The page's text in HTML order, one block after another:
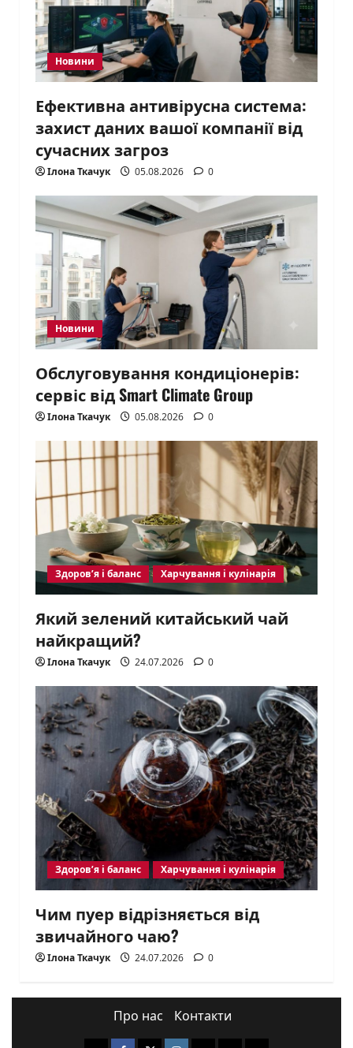
Новини
Ефективна антивірусна система:
захист даних вашої компанії від
сучасних загроз
Ілона Ткачук 05.08.2026 0
Новини
Обслуговування кондиціонерів:
сервіс від Smart Climate Group
Ілона Ткачук 05.08.2026 0
Здоров’я і баланс Харчування і кулінарія
Який зелений китайський чай
найкращий?
Ілона Ткачук 24.07.2026 0
Здоров’я і баланс Харчування і кулінарія
Чим пуер відрізняється від
звичайного чаю?
Ілона Ткачук 24.07.2026 0
Про нас Контакти